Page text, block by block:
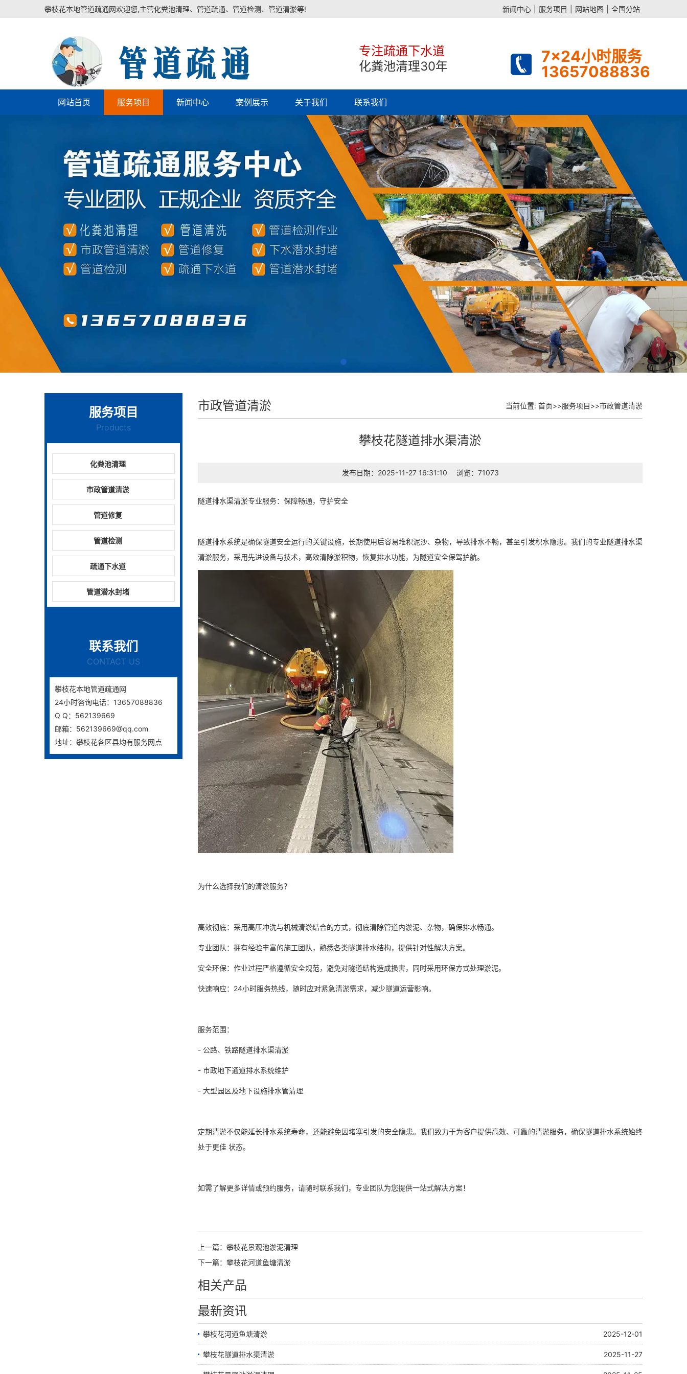
攀枝花本地管道疏通网欢迎您,主营化粪池清理、管道疏通、管道检测、管道清淤等! 新闻中心 服务项目 网站地图 全国分站
专注疏通下水道
化粪池清理30年
7x24小时服务
13657088836
网站首页 服务项目 新闻中心 案例展示 关于我们 联系我们
服务项目
Products
化粪池清理
市政管道清淤
管道修复
管道检测
疏通下水道
管道潜水封堵
联系我们
CONTACT US
攀枝花本地管道疏通网
24小时咨询电话：13657088836
Q Q：562139669
邮箱：562139669@qq.com
地址：攀枝花各区县均有服务网点
市政管道清淤 当前位置: 首页>>服务项目>>市政管道清淤
攀枝花隧道排水渠清淤
发布日期：2025-11-27 16:31:10 浏览：71073
隧道排水渠清淤专业服务：保障畅通，守护安全
隧道排水系统是确保隧道安全运行的关键设施，长期使用后容易堆积泥沙、杂物，导致排水不畅，甚至引发积水隐患。我们的专业隧道排水渠
清淤服务，采用先进设备与技术，高效清除淤积物，恢复排水功能，为隧道安全保驾护航。
为什么选择我们的清淤服务？
高效彻底：采用高压冲洗与机械清淤结合的方式，彻底清除管道内淤泥、杂物，确保排水畅通。
专业团队：拥有经验丰富的施工团队，熟悉各类隧道排水结构，提供针对性解决方案。
安全环保：作业过程严格遵循安全规范，避免对隧道结构造成损害，同时采用环保方式处理淤泥。
快速响应：24小时服务热线，随时应对紧急清淤需求，减少隧道运营影响。
服务范围：
- 公路、铁路隧道排水渠清淤
- 市政地下通道排水系统维护
- 大型园区及地下设施排水管清理
定期清淤不仅能延长排水系统寿命，还能避免因堵塞引发的安全隐患。我们致力于为客户提供高效、可靠的清淤服务，确保隧道排水系统始终
处于更佳 状态。
如需了解更多详情或预约服务，请随时联系我们，专业团队为您提供一站式解决方案！
上一篇： 攀枝花景观池淤泥清理
下一篇： 攀枝花河道鱼塘清淤
相关产品
最新资讯
攀枝花河道鱼塘清淤 2025-12-01
攀枝花隧道排水渠清淤 2025-11-27